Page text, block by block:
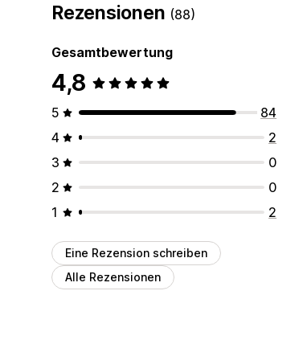
Rezensionen (88)
Gesamtbewertung
4,8
5
84
4
2
3
0
2
0
1
2
Eine Rezension schreiben
Alle Rezensionen